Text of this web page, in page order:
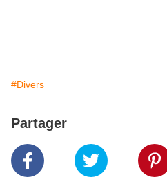
#Divers
Partager